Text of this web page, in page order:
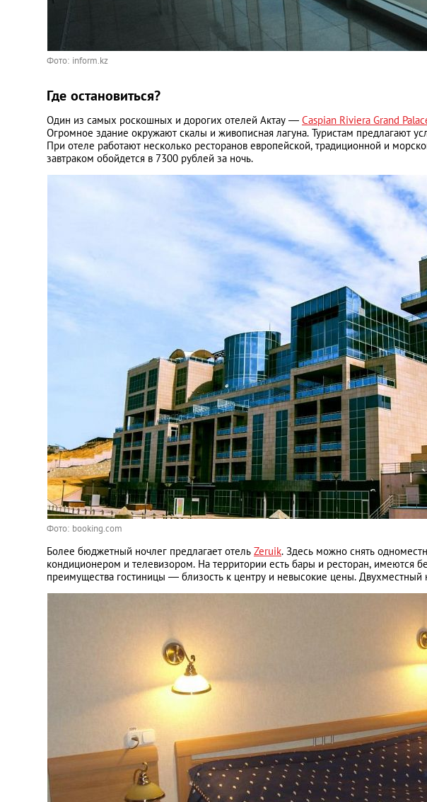
Фото: inform.kz
Где остановиться?
Один из самых роскошных и дорогих отелей Актау — Caspian Riviera Grand
Огромное здание окружают скалы и живописная лагуна. Туристам предлагают
При отеле работают несколько ресторанов европейской, традиционной и
завтраком обойдется в 7300 рублей за ночь.
Фото: booking.com
Более бюджетный ночлег предлагает отель Zeruik. Здесь можно снять
кондиционером и телевизором. На территории есть бары и ресторан, имеются
преимущества гостиницы — близость к центру и невысокие цены. Двухместный